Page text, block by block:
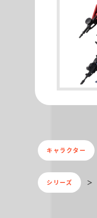
キャラクター
シリーズ